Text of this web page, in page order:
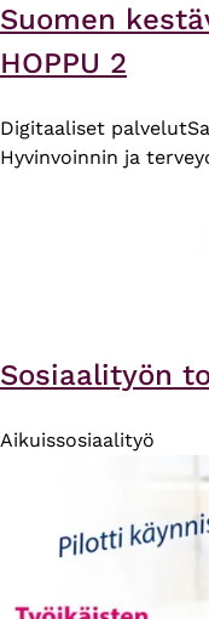
Suomen
HOPPU 2
Digitaaliset palvelut
Hyvinvoinnin ja
Sosiaalityön
Aikuissosiaalityö